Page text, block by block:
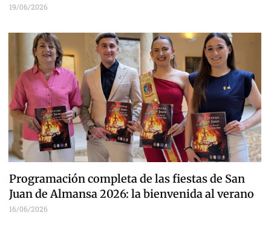
19/06/2026
Programación completa de las fiestas de San
Juan de Almansa 2026: la bienvenida al verano
16/06/2026